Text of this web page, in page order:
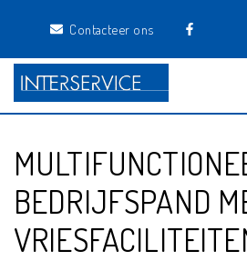
Contacteer ons
BEDRIJFSPAND